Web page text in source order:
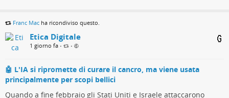
dichiarato degli attaccanti non era interrompere il servizio, ma
contaminare l’acqua potabile.
27 luglio
Franc Mac ha ricondiviso questo.
Etica Digitale
1 giorno fa • •
🤖 L'IA si ripromette di curare il cancro, ma viene usata
principalmente per scopi bellici
Quando a fine febbraio gli Stati Uniti e Israele attaccarono